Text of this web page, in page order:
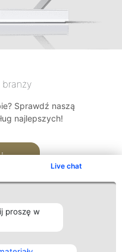
Live chat
proszę w
Sprawdź naszą
najlepszych!
Kontakt